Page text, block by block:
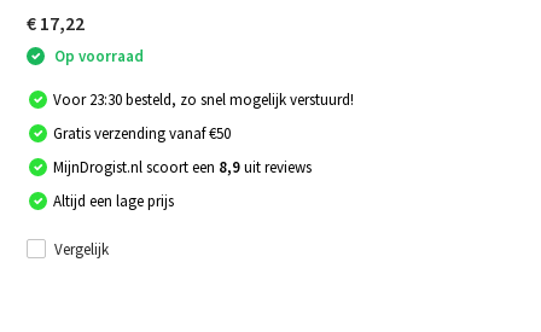
€ 17,22
Op voorraad
Voor 23:30 besteld, zo snel mogelijk verstuurd!
Gratis verzending vanaf €50
MijnDrogist.nl scoort een 8,9uit reviews
Altijd een lage prijs
Vergelijk